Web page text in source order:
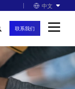
中文
联系我们